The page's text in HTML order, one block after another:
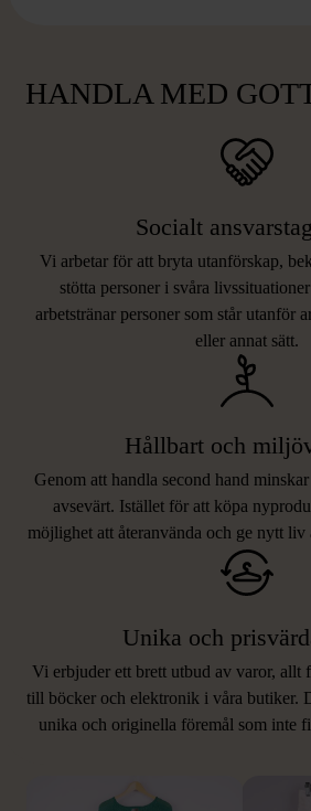
HANDLA MED
Socialt
Vi arbetar för att bryta utanförskap,
stötta personer i svåra
arbetstränar personer som står utanför
eller annat sätt.
Hållbart och
Genom att handla second hand
avsevärt. Istället för att köpa
möjlighet att återanvända och ge nytt
Unika och
Vi erbjuder ett brett utbud av varor, allt
till böcker och elektronik i våra butiker.
unika och originella föremål som inte
LIKNANDE
Hitta produkter som